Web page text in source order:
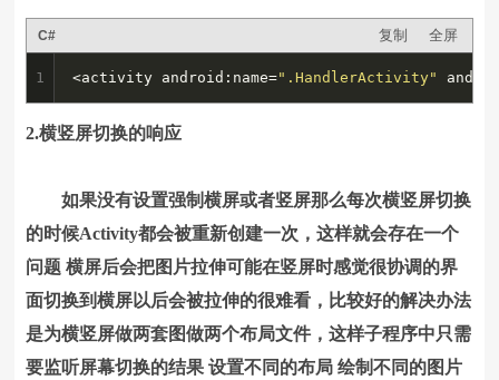
C# 复制 全屏
1 <activity android:name=".HandlerActivity"
2.横竖屏切换的响应
如果没有设置强制横屏或者竖屏那么每次横竖屏切换
的时候Activity都会被重新创建一次，这样就会存在一个
问题 横屏后会把图片拉伸可能在竖屏时感觉很协调的界
面切换到横屏以后会被拉伸的很难看，比较好的解决办法
是为横竖屏做两套图做两个布局文件，这样子程序中只需
要监听屏幕切换的结果 设置不同的布局 绘制不同的图片